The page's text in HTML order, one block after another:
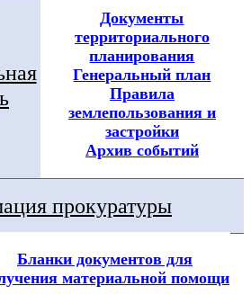
Документы
территориального
планирования
Генеральный план
Правила
землепользования и
застройки
Архив событий
прокуратуры
Бланки документов для
материальной помощи